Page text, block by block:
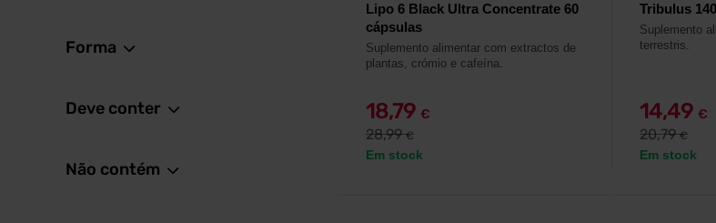
Forma
Deve conter
Não contém
Lipo 6 Black Ultra Concentrate 60
cápsulas
Suplemento alimentar com extractos de
plantas, crómio e cafeína.
18,79 €
28,99€
Em stock
Tribulus
Suplemento
terrestris.
14,49 €
20,79€
Em stock